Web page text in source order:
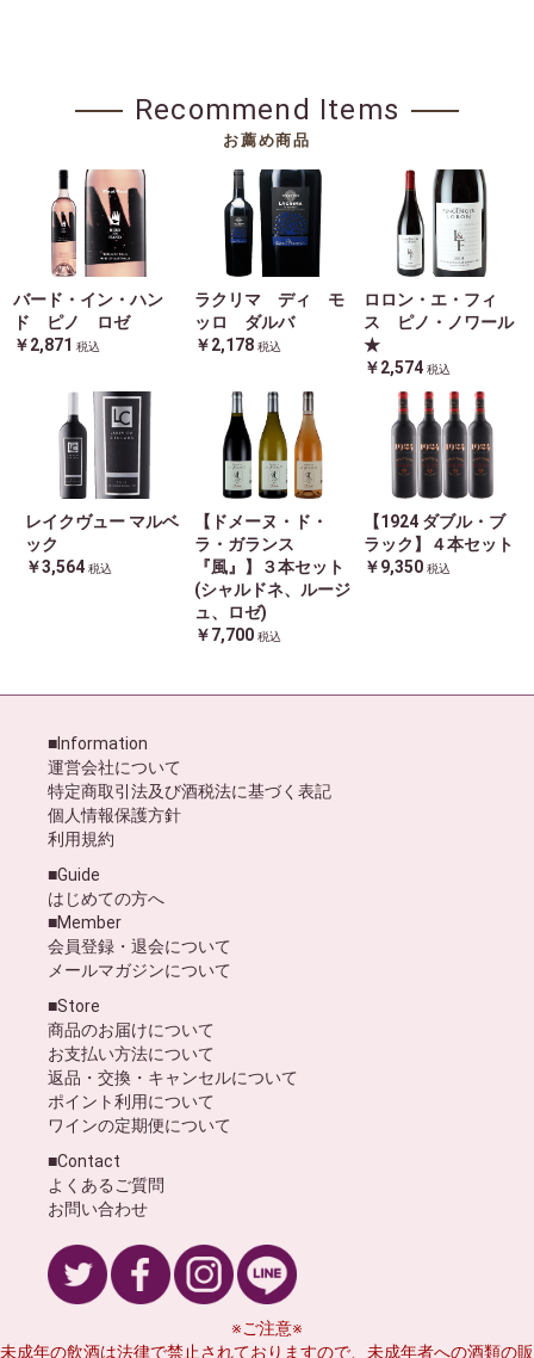
Recommend Items
お薦め商品
バード・イン・ハン
ド ピノ ロゼ
￥2,871 税込
ラクリマ ディ モ
ッロ ダルバ
￥2,178 税込
ロロン・エ・フィ
ス ピノ・ノワール
★
￥2,574 税込
レイクヴュー マルベ
ック
￥3,564 税込
【ドメーヌ・ド・
ラ・ガランス
『風』】３本セット
(シャルドネ、ルージ
ュ、ロゼ)
￥7,700 税込
【1924 ダブル・ブ
ラック】４本セット
￥9,350 税込
■Information
運営会社について
特定商取引法及び酒税法に基づく表記
個人情報保護方針
利用規約
■Guide
はじめての方へ
■Member
会員登録・退会について
メールマガジンについて
■Store
商品のお届けについて
お支払い方法について
返品・交換・キャンセルについて
ポイント利用について
ワインの定期便について
■Contact
よくあるご質問
お問い合わせ
※ご注意※
未成年の飲酒は法律で禁止されておりますので、未成年者への酒類の販